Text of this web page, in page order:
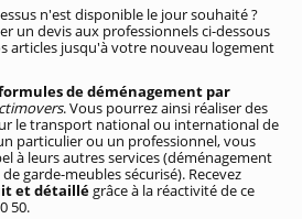
n'est disponible le jour souhaité ?
un devis aux professionnels ci-dessous
articles jusqu'à votre nouveau logement
de déménagement par
. Vous pourrez ainsi réaliser des
le transport national ou international de
particulier ou un professionnel, vous
à leurs autres services (déménagement
garde-meubles sécurisé). Recevez
et détaillégrâce à la réactivité de ce
50.